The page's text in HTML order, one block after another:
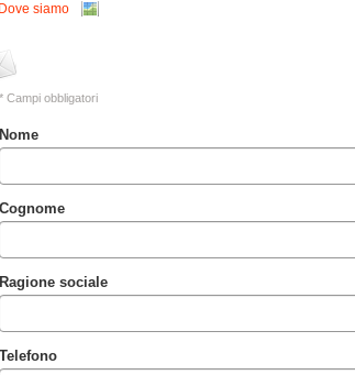
Dove siamo
* Campi obbligatori
Nome
Cognome
Ragione sociale
Telefono